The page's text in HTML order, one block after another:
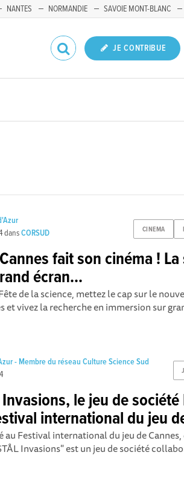
NANTES NORMANDIE SAVOIE MONT-BLANC
JE CONTRIBUE
CINEMA
dansCORSUD
fait son cinéma !
écran...
de la science, mettez le cap sur le
et vivez la recherche en immersion sur
- Membre du réseau Culture Science Sud
Invasions, le jeu de société
international du jeu
au Festival international du jeu de
Invasions" est un jeu de société